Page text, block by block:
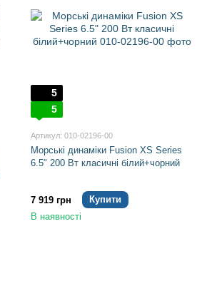
5
5
Артикул: 010-02196-00
Морські динаміки Fusion XS Series
6.5" 200 Вт класичні білий+чорний
7 919 грн
Купити
В наявності